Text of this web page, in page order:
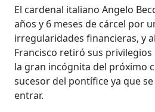
El cardenal italiano Angelo
años y 6 meses de cárcel por
irregularidades financieras, y
Francisco retiró sus
la gran incógnita del próximo
sucesor del pontífice ya que
entrar.